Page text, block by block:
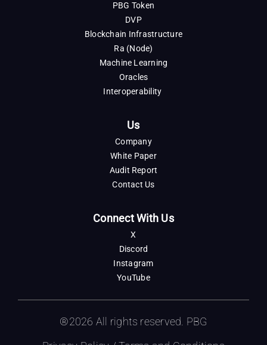
PBG Token
DVP
Blockchain Infrastructure
Ra (Node)
Machine Learning
Oracles
Interoperability
Us
Company
White Paper
Audit Report
Contact Us
Connect With Us
X
Discord
Instagram
YouTube
®2026 All rights reserved. PBG